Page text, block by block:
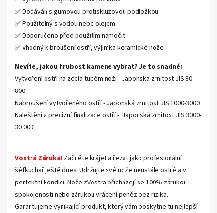
✅ Dodáván s gumovou protiskluzovou podložkou
✅ Použitelný s vodou nebo olejem
✅ Doporučeno před použitím namočit
✅ Vhodný k broušení ostří, výjimka keramické nože
Nevíte, jakou hrubost kamene vybrat? Je to snadné:
Vytvoření ostří na zcela tupém noži - Japonská zrnitost JIS 80-
800
Nabroušení vytvořeného ostří - Japonská zrnitost JIS 1000-3000
Naleštění a precizní finalizace ostří - Japonská zrnitost JIS 3000-
30 000
Vostrá Záruka! Začněte krájet a řezat jako profesionální
šéfkuchař ještě dnes! Udržujte své nože neustále ostré a v
perfektní kondici. Nože zVostra přicházejí se 100% zárukou
spokojenosti nebo zárukou vrácení peněz bez rizika.
Garantujeme vynikající produkt, který vám poskytne tu nejlepší